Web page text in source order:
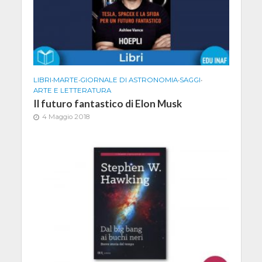
LIBRI•MARTE•GIORNALE DI ASTRONOMIA•SAGGI•
ARTE E LETTERATURA
Il futuro fantastico di Elon Musk
4 Maggio 2018